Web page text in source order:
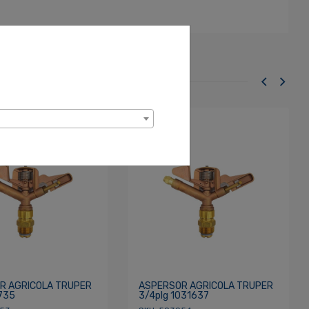
AGRICOLA TRUPER
ASPERSOR AGRICOLA TRUPER
3/4plg 1031637